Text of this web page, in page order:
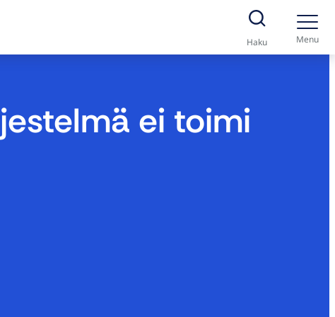
Haku Menu
ei toimi